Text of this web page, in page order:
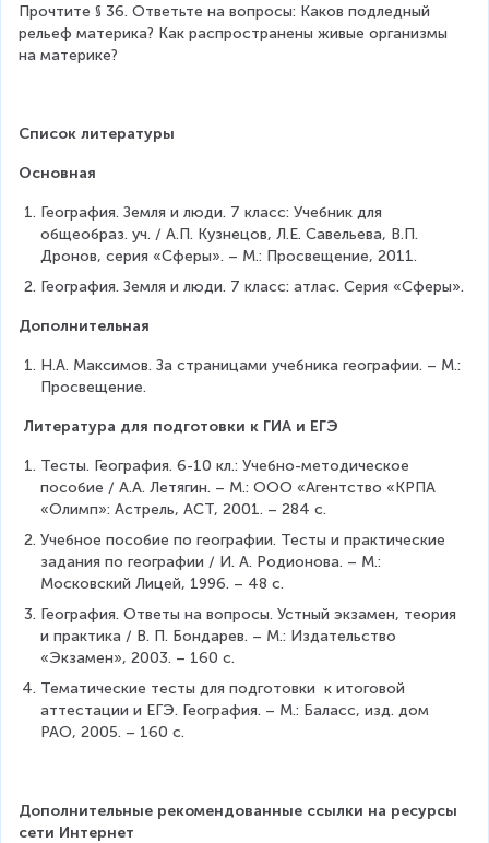
Прочтите § 36. Ответьте на вопросы: Каков подледный
рельеф материка? Как распространены живые организмы
на материке?
Список литературы
Основная
География. Земля и люди. 7 класс: Учебник для
общеобраз. уч. / А.П. Кузнецов, Л.Е. Савельева, В.П.
Дронов, серия «Сферы». – М.: Просвещение, 2011.
География. Земля и люди. 7 класс: атлас. Серия «Сферы».
Дополнительная
Н.А. Максимов. За страницами учебника географии. – М.:
Просвещение.
Литература для подготовки к ГИА и ЕГЭ
Тесты. География. 6-10 кл.: Учебно-методическое
пособие / А.А. Летягин. – М.: ООО «Агентство «КРПА
«Олимп»: Астрель, АСТ, 2001. – 284 с.
Учебное пособие по географии. Тесты и практические
задания по географии / И. А. Родионова. – М.:
Московский Лицей, 1996. – 48 с.
География. Ответы на вопросы. Устный экзамен, теория
и практика / В. П. Бондарев. – М.: Издательство
«Экзамен», 2003. – 160 с.
Тематические тесты для подготовки  к итоговой
аттестации и ЕГЭ. География. – М.: Баласс, изд. дом
РАО, 2005. – 160 с.
Дополнительные рекомендованные ссылки на ресурсы
сети Интернет